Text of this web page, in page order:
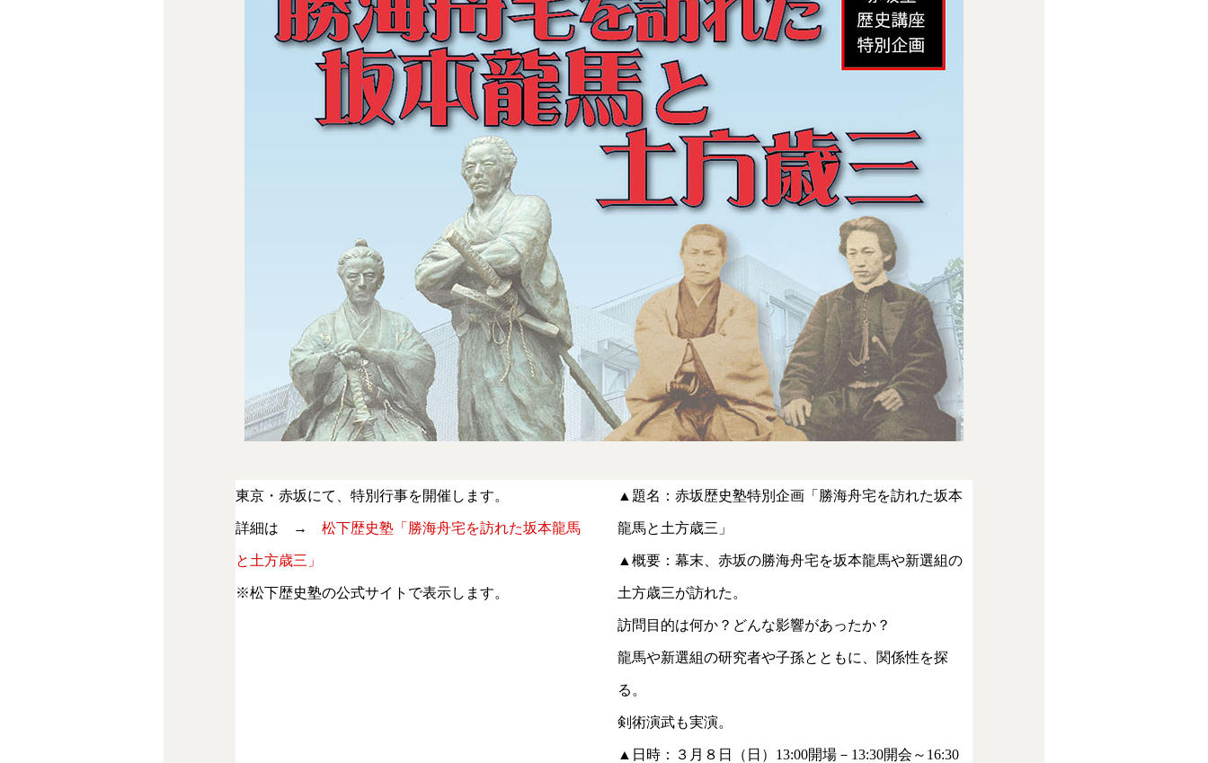
東京・赤坂にて、特別行事を開催します。
詳細は → 松下歴史塾「勝海舟宅を訪れた坂本龍馬
と土方歳三」
※松下歴史塾の公式サイトで表示します。
▲題名：赤坂歴史塾特別企画「勝海舟宅を訪れた坂本
龍馬と土方歳三」
▲概要：幕末、赤坂の勝海舟宅を坂本龍馬や新選組の
土方歳三が訪れた。
訪問目的は何か？どんな影響があったか？
龍馬や新選組の研究者や子孫とともに、関係性を探
る。
剣術演武も実演。
▲日時：３月８日（日）13:00開場－13:30開会～16:30